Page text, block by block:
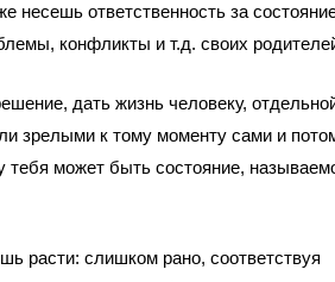
несешь ответственность за
конфликты и т.д. своих
дать жизнь человеку,
зрелыми к тому моменту сами и
тебя может быть состояние,
расти: слишком рано, соответствуя